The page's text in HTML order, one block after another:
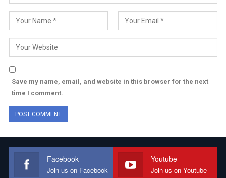
Save my name, email, and website in this browser for the next
time I comment.
Facebook
Join us on Facebook
Youtube
Join us on Youtube